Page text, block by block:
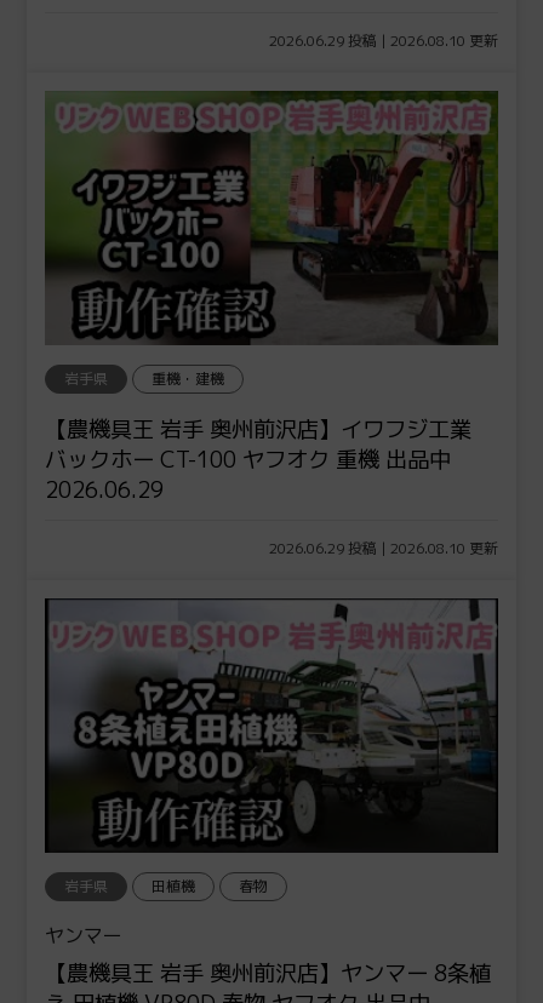
2026.06.29 投稿 | 2026.08.10 更新
岩手県 重機・建機
【農機具王 岩手 奥州前沢店】イワフジ工業
バックホー CT-100 ヤフオク 重機 出品中
2026.06.29
2026.06.29 投稿 | 2026.08.10 更新
岩手県 田植機 春物
ヤンマー
【農機具王 岩手 奥州前沢店】ヤンマー 8条植